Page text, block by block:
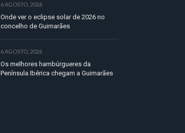
6 AGOSTO, 2026
Onde ver o eclipse solar de 2026 no
concelho de Guimarães
6 AGOSTO, 2026
Os melhores hambúrgueres da
Península Ibérica chegam a Guimarães